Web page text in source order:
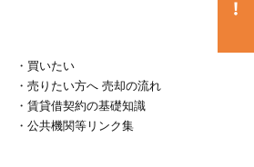
・ 買いたい
・ 売りたい方へ 売却の流れ
・ 賃貸借契約の基礎知識
・ 公共機関等リンク集